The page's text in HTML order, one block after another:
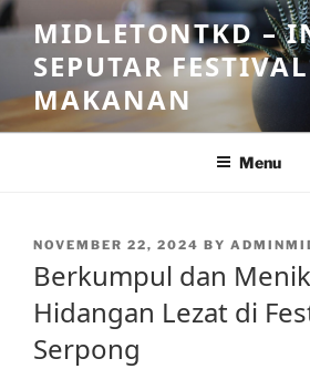
Skip
to
content
MIDLETONTKD –
SEPUTAR FESTIVAL
MAKANAN
Menu
POSTED
NOVEMBER 22, 2024 BY
Berkumpul dan
Hidangan Lezat di
Serpong